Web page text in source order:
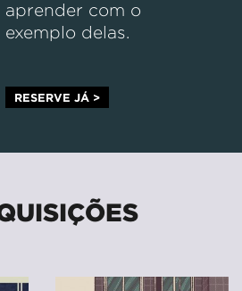
aprender com o
exemplo delas.
RESERVE JÁ >